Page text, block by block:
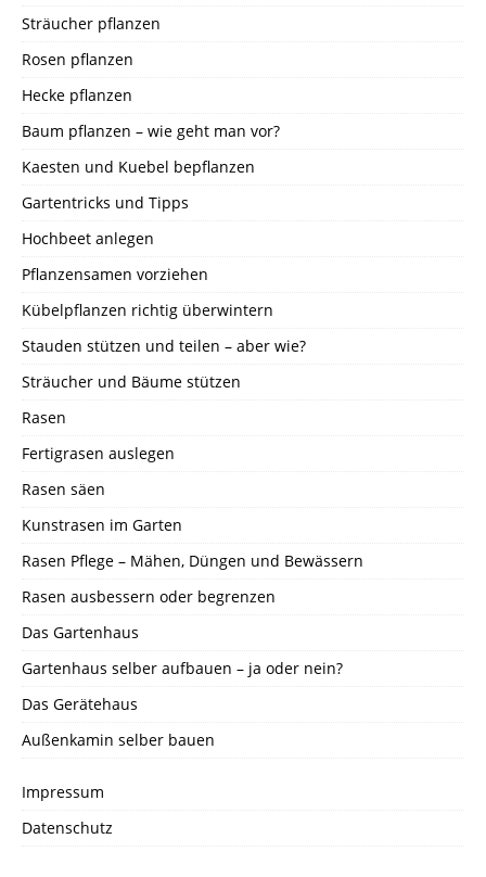
Sträucher pflanzen
Rosen pflanzen
Hecke pflanzen
Baum pflanzen – wie geht man vor?
Kaesten und Kuebel bepflanzen
Gartentricks und Tipps
Hochbeet anlegen
Pflanzensamen vorziehen
Kübelpflanzen richtig überwintern
Stauden stützen und teilen – aber wie?
Sträucher und Bäume stützen
Rasen
Fertigrasen auslegen
Rasen säen
Kunstrasen im Garten
Rasen Pflege – Mähen, Düngen und Bewässern
Rasen ausbessern oder begrenzen
Das Gartenhaus
Gartenhaus selber aufbauen – ja oder nein?
Das Gerätehaus
Außenkamin selber bauen
Impressum
Datenschutz